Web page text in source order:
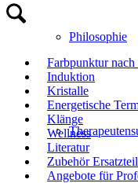
Philosophie
Farbpunktur nach
Induktion
Kristalle
Energetische
Klänge
Wellness
Literatur
Zubehör
Angebote für